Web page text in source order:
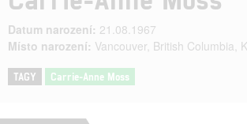
Datum narození: 21.08.1967
Místo narození: Vancouver, British Columbia,
TAGY Carrie-Anne Moss